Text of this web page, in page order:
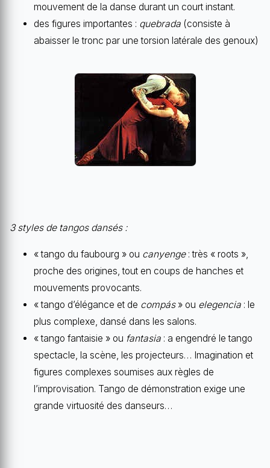
mouvement de la danse durant un court instant.
des figures importantes : quebrada (consiste à
abaisser le tronc par une torsion latérale des genoux)
3 styles de tangos dansés :
« tango du faubourg » ou canyenge: très « roots »,
proche des origines, tout en coups de hanches et
mouvements provocants.
« tango d’élégance et de compás» ou elegencia : le
plus complexe, dansé dans les salons.
« tango fantaisie » ou fantasia : a engendré le tango
spectacle, la scène, les projecteurs… Imagination et
figures complexes soumises aux règles de
l’improvisation. Tango de démonstration exige une
grande virtuosité des danseurs…